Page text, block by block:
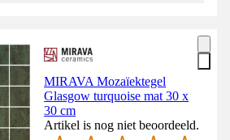
MIRAVA Mozaïektegel
Glasgow turquoise mat 30 x
30 cm
Artikel is nog niet beoordeeld.